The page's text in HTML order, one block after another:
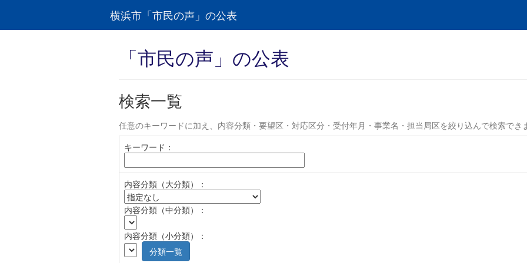
横浜市「市民の声」の公表
「市民の声」の公表
検索一覧
任意のキーワードに加え、内容分類・要望区・対応区分・受付年月・事業名・担当局区を絞り込んで検索でき
キーワード：
内容分類（大分類）：
内容分類（中分類）：
内容分類（小分類）：
分類一覧